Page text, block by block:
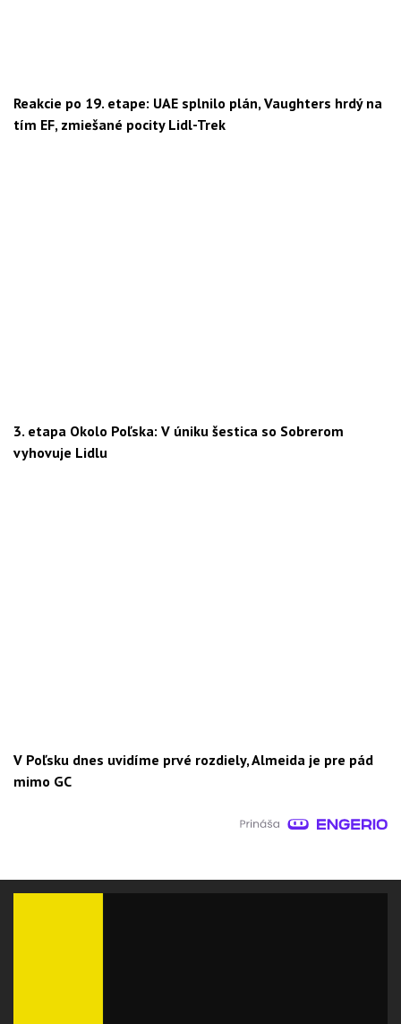
Reakcie po 19. etape: UAE splnilo plán, Vaughters hrdý na
tím EF, zmiešané pocity Lidl-Trek
3. etapa Okolo Poľska: V úniku šestica so Sobrerom
vyhovuje Lidlu
V Poľsku dnes uvidíme prvé rozdiely, Almeida je pre pád
mimo GC